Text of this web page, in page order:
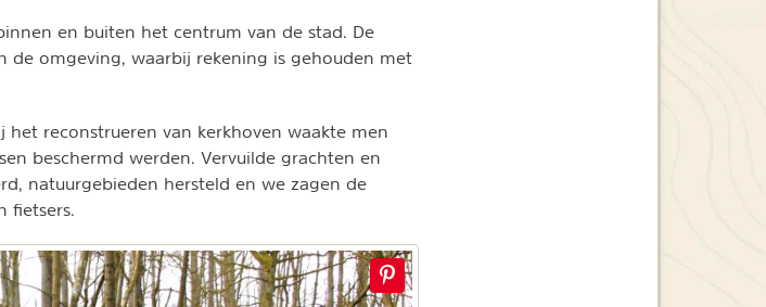
en buiten het centrum van de stad. De
de omgeving, waarbij rekening is gehouden met
reconstrueren van kerkhoven waakte men
beschermd werden. Vervuilde grachten en
natuurgebieden hersteld en we zagen de
fietsers.